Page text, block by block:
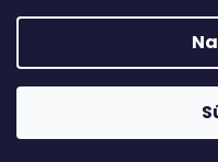
Copyright 2026ZÁLESÁK